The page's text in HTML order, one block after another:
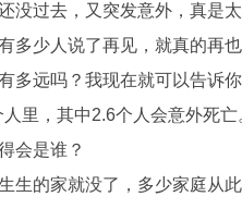
没过去，又突发意外，真是
多少人说了再见，就真的再
多远吗？我现在就可以告诉
里，其中2.6个人会意外死
会是谁？
生的家就没了，多少家庭从